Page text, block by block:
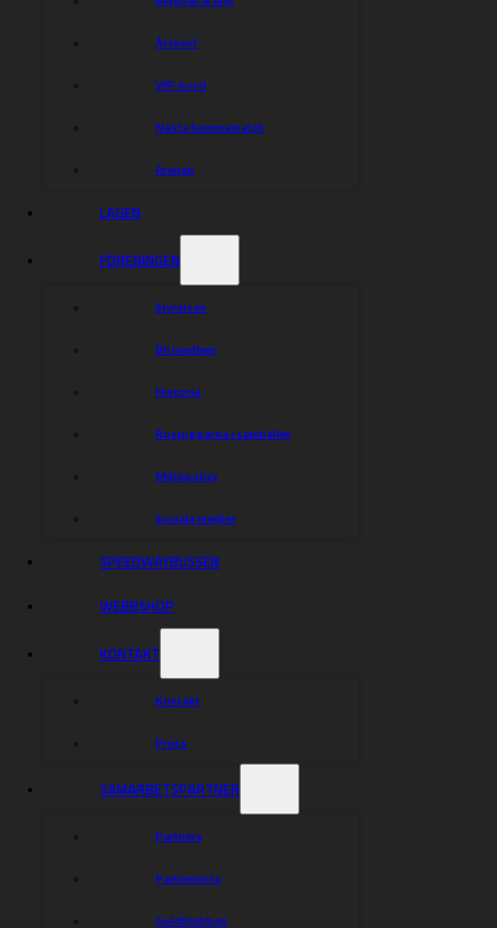
Årskort
VIP-bord
Nästa hemmamatch
Arenan
LAGEN
FÖRENINGEN
Styrelsen
Bli medlem
Historia
Rospiggarna i samhället
Miljöpolicy
Sociala medier
SPEEDWAYBUSSEN
WEBBSHOP
KONTAKT
Kontakt
Press
SAMARBETSPARTNER
Partners
Partnerlista
Guldklubben